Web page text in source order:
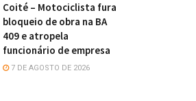
Coité – Motociclista fura
bloqueio de obra na BA
409 e atropela
funcionário de empresa
7 DE AGOSTO DE 2026